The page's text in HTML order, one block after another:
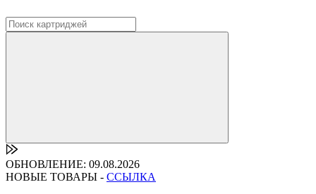
ОБНОВЛЕНИЕ: 09.08.2026
НОВЫЕ ТОВАРЫ - ССЫЛКА